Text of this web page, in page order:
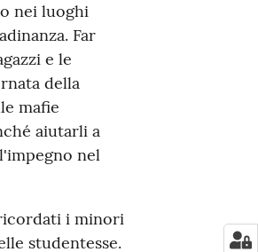
nei luoghi
Far
e le
della
mafie
aiutarli a
nel
i minori
studentesse.